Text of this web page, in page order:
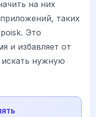
на них
таких
Это
и избавляет от
нужную